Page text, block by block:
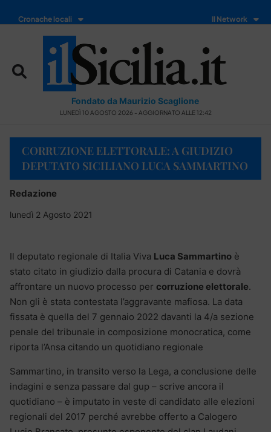
Cronache locali Il Network
Fondato da Maurizio Scaglione
LUNEDÌ 10 AGOSTO 2026 - AGGIORNATO ALLE 12:42
CORRUZIONE ELETTORALE: A GIUDIZIO
DEPUTATO SICILIANO LUCA SAMMARTINO
Redazione
lunedì 2 Agosto 2021
Il deputato regionale di Italia Viva Luca Sammartino è
stato citato in giudizio dalla procura di Catania e dovrà
affrontare un nuovo processo per corruzione elettorale.
Non gli è stata contestata l’aggravante mafiosa. La data
fissata è quella del 7 gennaio 2022 davanti la 4/a sezione
penale del tribunale in composizione monocratica, come
riporta l’Ansa citando un quotidiano regionale
Sammartino, in transito verso la Lega, a conclusione delle
indagini e senza passare dal gup – scrive ancora il
quotidiano – è imputato in veste di candidato alle elezioni
regionali del 2017 perché avrebbe offerto a Calogero